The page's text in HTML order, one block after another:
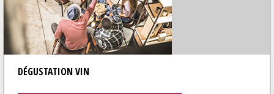
DÉGUSTATION VIN